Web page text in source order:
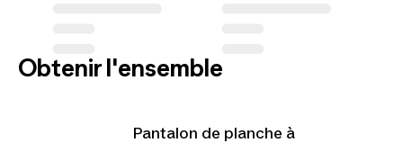
Obtenir l'ensemble
Pantalon de planche à